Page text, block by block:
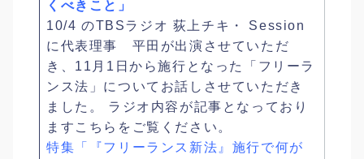
くべきこと」
10/4 のTBSラジオ 荻上チキ・ Session
に代表理事 平田が出演させていただ
き、11月1日から施行となった「フリーラ
ンス法」についてお話しさせていただき
ました。 ラジオ内容が記事となっており
ますこちらをご覧ください。
特集「『フリーランス新法』施行で何が